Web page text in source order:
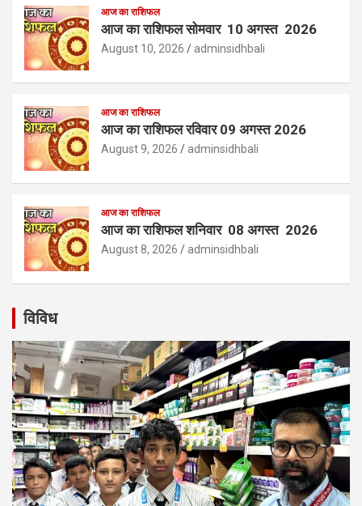
आज का राशिफल
आज का राशिफल सोमवार 10 अगस्त 2026
August 10, 2026 adminsidhbali
आज का राशिफल
आज का राशिफल रविवार 09 अगस्त 2026
August 9, 2026 adminsidhbali
आज का राशिफल
आज का राशिफल शनिवार 08 अगस्त 2026
August 8, 2026 adminsidhbali
विविध